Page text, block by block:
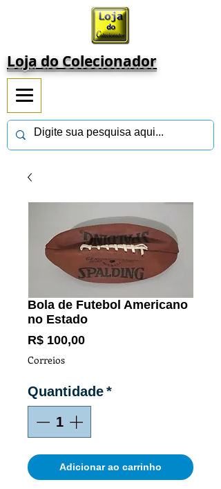
Loja do Colecionador
Bola de Futebol Americano
no Estado
R$ 100,00Preço
Correios
Quantidade*
Adicionar ao carrinho